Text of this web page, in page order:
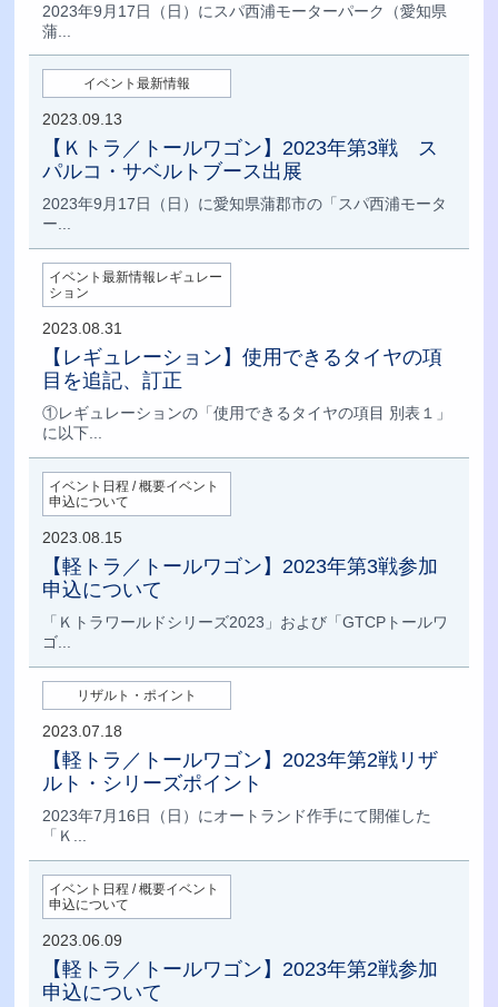
2023年9月17日（日）にスパ西浦モーターパーク（愛知県
蒲...
イベント最新情報
2023.09.13
【Ｋトラ／トールワゴン】2023年第3戦 ス
パルコ・サベルトブース出展
2023年9月17日（日）に愛知県蒲郡市の「スパ西浦モータ
ー...
イベント最新情報レギュレー
ション
2023.08.31
【レギュレーション】使用できるタイヤの項
目を追記、訂正
①レギュレーションの「使用できるタイヤの項目 別表１」
に以下...
イベント日程 / 概要イベント
申込について
2023.08.15
【軽トラ／トールワゴン】2023年第3戦参加
申込について
「Ｋトラワールドシリーズ2023」および「GTCPトールワ
ゴ...
リザルト・ポイント
2023.07.18
【軽トラ／トールワゴン】2023年第2戦リザ
ルト・シリーズポイント
2023年7月16日（日）にオートランド作手にて開催した
「Ｋ...
イベント日程 / 概要イベント
申込について
2023.06.09
【軽トラ／トールワゴン】2023年第2戦参加
申込について